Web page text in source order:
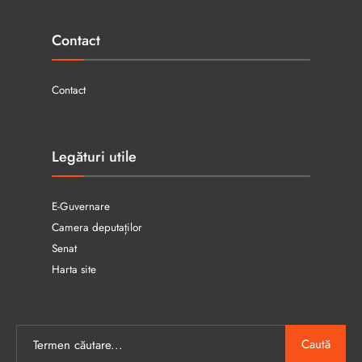
Contact
Contact
Legături utile
E-Guvernare
Camera deputaților
Senat
Harta site
Caută